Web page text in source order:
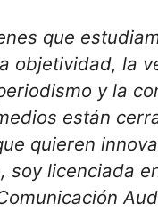
que
objetividad, la
y la
están
quieren
soy licenciada